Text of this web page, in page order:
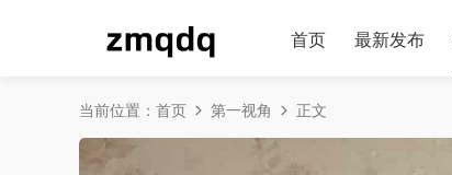
首页 最新发布
当前位置： 首页 第一视角 正文